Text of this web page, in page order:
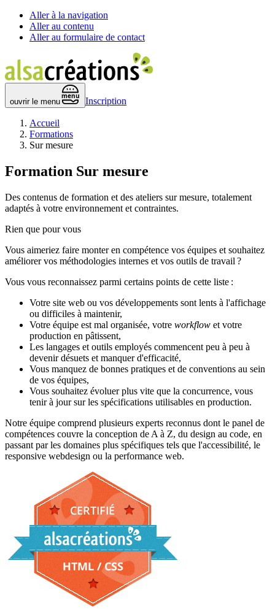
Aller à la navigation
Aller au contenu
Aller au formulaire de contact
ouvrir le menu
menu
Inscription
Accueil
Formations
Sur mesure
Formation Sur mesure
Des contenus de formation et des ateliers sur mesure, totalement
adaptés à votre environnement et contraintes.
Rien que pour vous
Vous aimeriez faire monter en compétence vos équipes et souhaitez
améliorer vos méthodologies internes et vos outils de travail ?
Vous vous reconnaissez parmi certains points de cette liste :
Votre site web ou vos développements sont lents à l'affichage
ou difficiles à maintenir,
Votre équipe est mal organisée, votre workflow et votre
production en pâtissent,
Les langages et outils employés commencent peu à peu à
devenir désuets et manquer d'efficacité,
Vous manquez de bonnes pratiques et de conventions au sein
de vos équipes,
Vous souhaitez évoluer plus vite que la concurrence, vous
tenir à jour sur les spécifications utilisables en production.
Notre équipe comprend plusieurs experts reconnus dont le panel de
compétences couvre la conception de A à Z, du design au code, en
passant par les domaines plus spécifiques tels que l'accessibilité, le
responsive webdesign ou la performance web.